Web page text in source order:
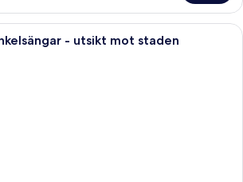
Ett tättbebyggt stadscentrum med
- utsikt mot staden